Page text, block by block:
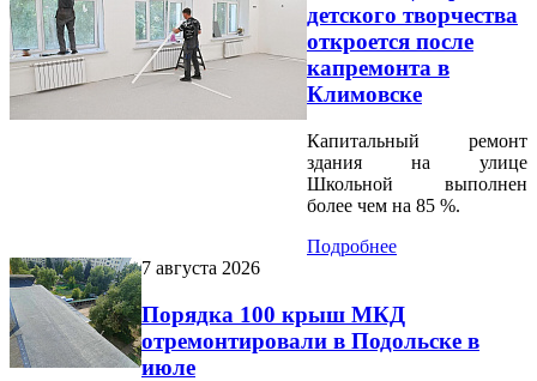
детского творчества
откроется после
капремонта в
Климовске
Капитальный ремонт
здания на улице
Школьной выполнен
более чем на 85 %.
Подробнее
7 августа 2026
Порядка 100 крыш МКД
отремонтировали в Подольске в
июле